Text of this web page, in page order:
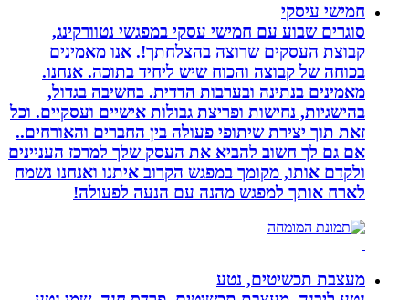
חמישי עיסקי
סוגרים שבוע עם חמישי עסקי במפגשי נטוורקינג,
קבוצת העסקים שרוצה בהצלחתך!. אנו מאמינים
בכוחה של קבוצה והכוח שיש ליחיד בתוכה. אנחנו.
מאמינים בנתינה ובערבות הדדית. בחשיבה בגדול,
בהישגיות, נחישות ופריצת גבולות אישיים ועסקיים. וכל
זאת תוך יצירת שיתופי פעולה בין החברים והאורחים..
אם גם לך חשוב להביא את העסק שלך למרכז העניינים
ולקדם אותו, מקומך במפגש הקרוב איתנו ואנחנו נשמח
לארח אותך למפגש מהנה עם הנעה לפעולה!
מעצבת תכשיטים, נטע